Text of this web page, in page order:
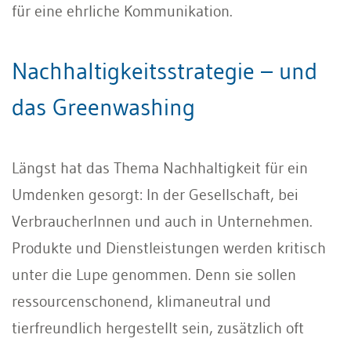
für eine ehrliche Kommunikation.
Nachhaltigkeitsstrategie – und
das Greenwashing
Längst hat das Thema Nachhaltigkeit für ein
Umdenken gesorgt: In der Gesellschaft, bei
VerbraucherInnen und auch in Unternehmen.
Produkte und Dienstleistungen werden kritisch
unter die Lupe genommen. Denn sie sollen
ressourcenschonend, klimaneutral und
tierfreundlich hergestellt sein, zusätzlich oft